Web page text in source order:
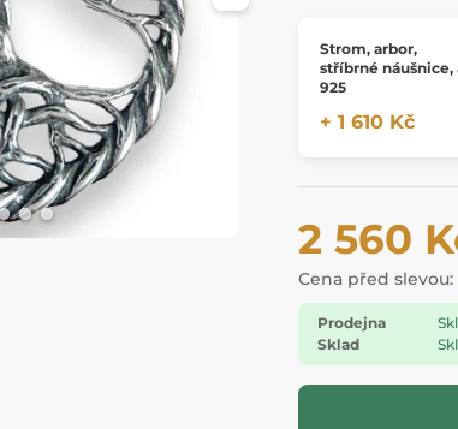
Strom, arbor,
stříbrné náušnice,
925
+ 1 610 Kč
2 560
Cena před slevou:
Prodejna
Sklad